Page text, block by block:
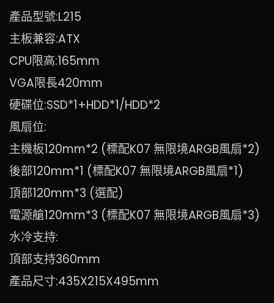
產品型號:L215
主板兼容:ATX
CPU限高:165mm
VGA限長420mm
硬碟位:SSD*1+HDD*1/HDD*2
風扇位:
主機板120mm*2 (標配K07 無限境ARGB風扇*2)
後部120mm*1 (標配K07 無限境ARGB風扇*1)
頂部120mm*3 (選配)
電源艙120mm*3 (標配K07 無限境ARGB風扇*3)
水冷支持:
頂部支持360mm
產品尺寸:435X215X495mm